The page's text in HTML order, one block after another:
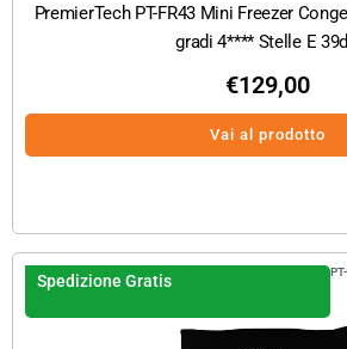
PremierTech PT-FR43 Mini Freezer
gradi 4**** Stelle E
€129,00
Vai al prodotto
Spedizione Gratis